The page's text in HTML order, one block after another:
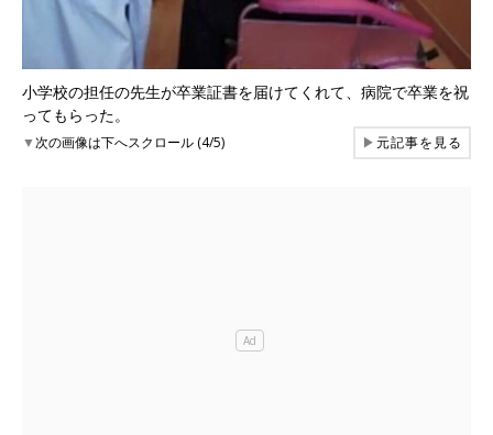
小学校の担任の先生が卒業証書を届けてくれて、病院で卒業を祝
ってもらった。
▼次の画像は下へスクロール (4/5) ▶元記事を見る